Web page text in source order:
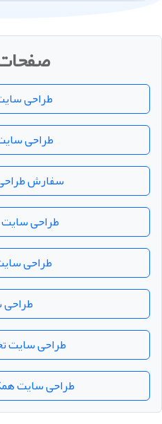
طراحی
طراحی
سفارش طراحی
طراحی
طراحی
طراحی سایت
طراحی سایت